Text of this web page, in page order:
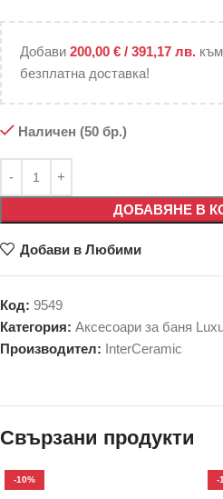
Добави 200,00 € / 391,17 лв.
безплатна доставка!
Наличен (50 бр.)
ДОБАВЯНЕ В
Добави в Любими
Код: 9549
Категория: Аксесоари за баня
Производител: InterCeramic
Свързани продукти
-10% -